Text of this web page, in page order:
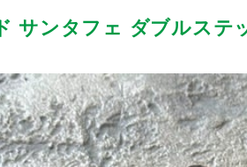
サンタフェ ダブルステ